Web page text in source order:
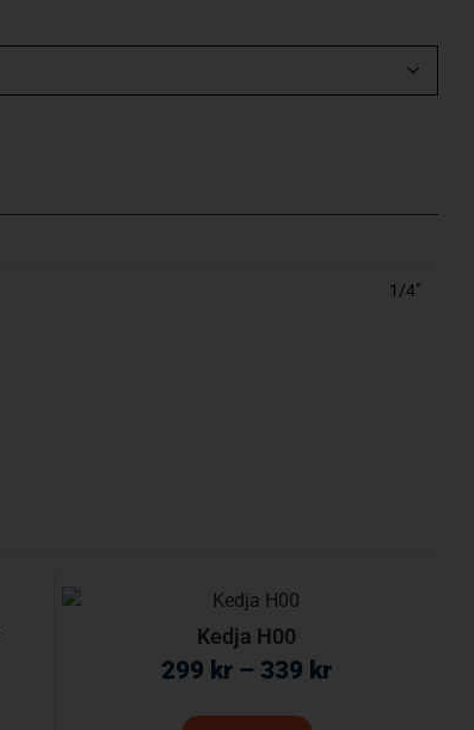
1/4"
Kedja H00
299 kr – 339 kr